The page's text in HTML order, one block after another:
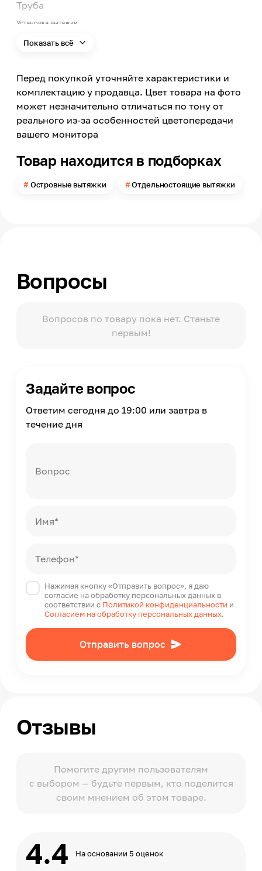
Труба
Установка вытяжки
Угольные фильтры в комплекте
Нет, приобретаются дополнительно
Тип угольного фильтра
KFCR 170
Ширина
Цвет
Материал корпуса
Вид управления
Сенсорное, С пульта ДУ
Светодиодный
Таймер
Показать всё
Перед покупкой уточняйте характеристики и
комплектацию у продавца. Цвет товара на фото
может незначительно отличаться по тону от
реального из-за особенностей цветопередачи
вашего монитора
Товар находится в подборках
Островные вытяжки Отдельностоящие вытяжки
Вопросы
Вопросов по товару пока нет. Станьте
первым!
Задайте вопрос
Ответим сегодня до 19:00 или завтра в
течение дня
Вопрос
Имя*
Телефон*
Нажимая кнопку «Отправить вопрос», я даю
согласие на обработку персональных данных в
соответствии с Политикой конфиденциальности и
Согласием на обработку персональных данных.
Отправить вопрос
Отзывы
Помогите другим пользователям
с выбором — будьте первым, кто поделится
своим мнением об этом товаре.
4.4 На основании 5 оценок